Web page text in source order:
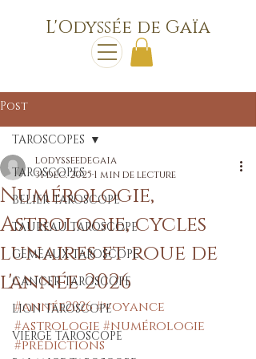
L'Odyssée de Gaïa
Post
TAROSCOPES
BELIER TAROSCOPE
TAUREAU TAROSCOPE
GEMEAUX TAROSCOPE
CANCER TAROSCOPE
LION TAROSCOPE
VIERGE TAROSCOPE
TAROSCOPES
Numérologie,
Astrologie, cycles
lunaires et roue de
l'année 2026
lodysseedegaia
31 déc. 2025 1 min de lecture
#année2026#voyance
#astrologie #numérologie
#prédictions